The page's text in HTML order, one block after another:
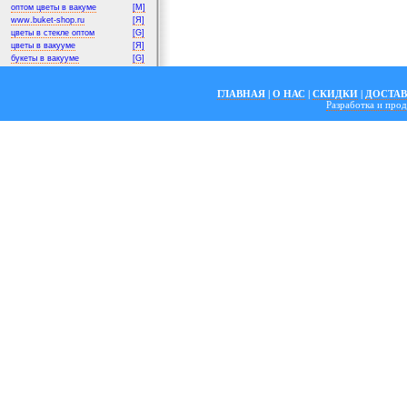
оптом цветы в вакуме
[M]
www.buket-shop.ru
[Я]
цветы в стекле оптом
[G]
цветы в вакууме
[Я]
букеты в вакууме
[G]
ГЛАВНАЯ | О НАС | СКИДКИ |
Разработка и